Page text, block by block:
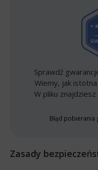
Sprawdź
Wiemy, jak
W pliku
Błąd
Zasady